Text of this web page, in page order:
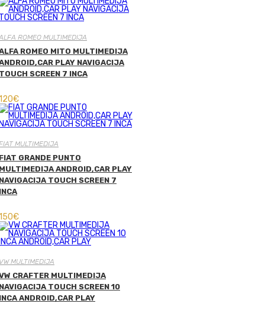
ROMEO MULTIMEDIJA
ROMEO MITO MULTIMEDIJA
PLAY NAVIGACIJA
SCREEN 7 INCA
€
MULTIMEDIJA
GRANDE PUNTO
ANDROID,CAR PLAY
TOUCH SCREEN 7
€
MULTIMEDIJA
CRAFTER MULTIMEDIJA
TOUCH SCREEN 10
ANDROID,CAR PLAY